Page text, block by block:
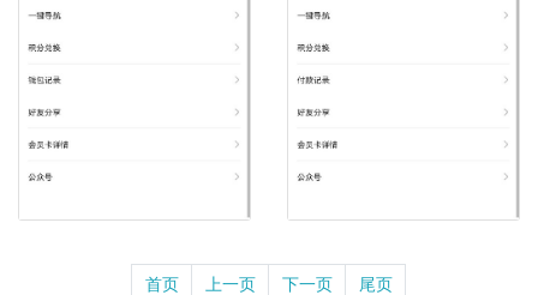
首页 上一页 下一页 尾页